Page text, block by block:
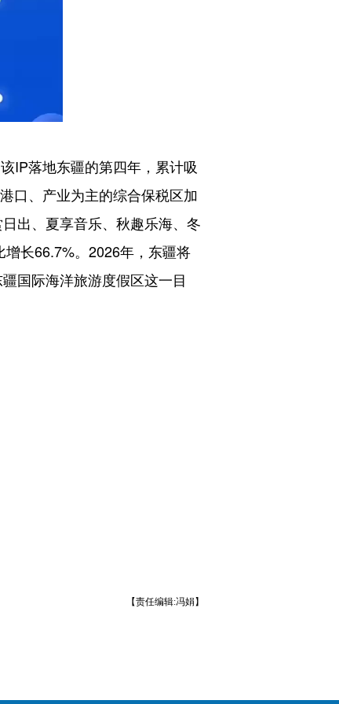
IP落地东疆的第四年，累计吸
口、产业为主的综合保税区加
出、夏享音乐、秋趣乐海、冬
长66.7%。2026年，东疆将
国际海洋旅游度假区这一目
【责任编辑:冯娟】